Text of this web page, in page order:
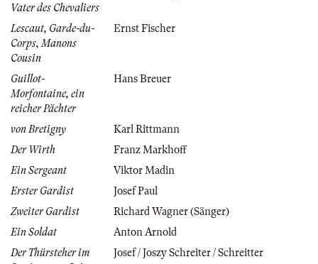
Vater des Chevaliers
Lescaut, Garde-du-
Corps, Manons
Cousin
Ernst Fischer
Guillot-
Morfontaine, ein
reicher Pächter
Hans Breuer
von Bretigny
Karl Rittmann
Der Wirth
Franz Markhoff
Ein Sergeant
Viktor Madin
Erster Gardist
Josef Paul
Zweiter Gardist
Richard Wagner (Sänger)
Ein Soldat
Anton Arnold
Der Thürsteher im
Josef / Joszy Schreiter / Schreitter